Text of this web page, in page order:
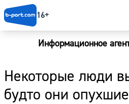
16+
Информационное
Некоторые люди
будто они
Новости